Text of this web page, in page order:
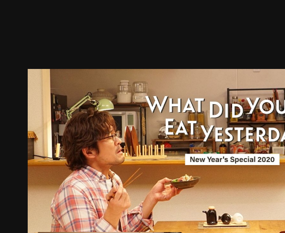
劇照 推薦影片 劇情介紹